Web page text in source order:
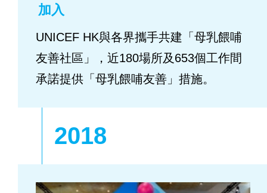
加入
UNICEF HK與各界攜手共建「母乳餵哺
友善社區」，近180場所及653個工作間
承諾提供「母乳餵哺友善」措施。
2018